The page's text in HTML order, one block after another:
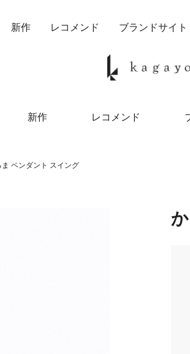
新作 レコメンド
新作 レコメンド ブランドサイト
ま ペンダント スイング